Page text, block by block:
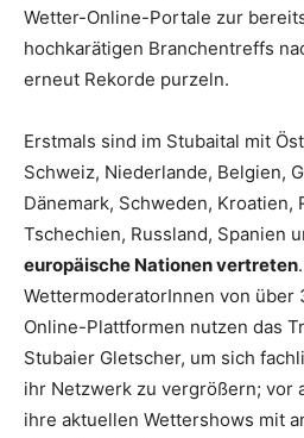
Wetter-Online-Portale zur
hochkarätigen Branchentreffs
erneut Rekorde purzeln.
Erstmals sind im Stubaital mit
Schweiz, Niederlande, Belgien,
Dänemark, Schweden, Kroatien,
Tschechien, Russland, Spanien
europäische Nationen vertreten
WettermoderatorInnen von über
Online-Plattformen nutzen das
Stubaier Gletscher, um sich
ihr Netzwerk zu vergrößern; vor
ihre aktuellen Wettershows mit